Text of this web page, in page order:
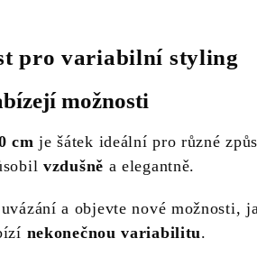
pro variabilní styling
možnosti
cm je šátek ideální pro různé
vzdušně a elegantně.
a objevte nové možnosti,
nekonečnou variabilitu.